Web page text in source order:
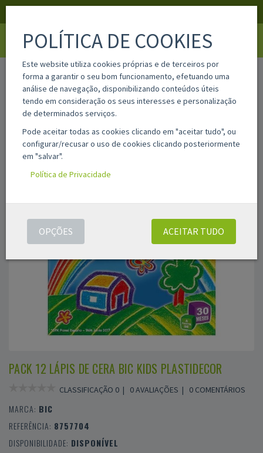
home 8757704
PACK 12 LÁPIS DE CERA BIC KIDS PLASTIDECOR
CLASSIFICAÇÃO 0 | 0 AVALIAÇÕES | 0 COMENTÁRIOS
MARCA: BIC
REFERÊNCIA: 8757704
DISPONIBILIDADE: DISPONÍVEL
POLÍTICA DE COOKIES
Este website utiliza cookies próprias e de terceiros por
forma a garantir o seu bom funcionamento, efetuando uma
análise de navegação, disponibilizando conteúdos úteis
tendo em consideração os seus interesses e personalização
de determinados serviços.
Pode aceitar todas as cookies clicando em "aceitar tudo", ou
configurar/recusar o uso de cookies clicando posteriormente
em "salvar".
Política de Privacidade
ACEITAR TUDO
OPÇÕES